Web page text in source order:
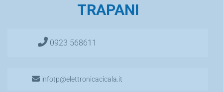
TRAPANI
0923 568611
infotp@elettronicacicala.it